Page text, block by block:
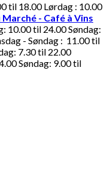
til 18.00 Lørdag : 10.00
Marché - Café à Vins
10.00 til 24.00 Søndag:
- Søndag : 11.00 til
7.30 til 22.00
Søndag: 9.00 til